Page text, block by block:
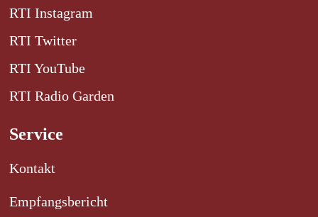
RTI Instagram
RTI Twitter
RTI YouTube
RTI Radio Garden
Service
Kontakt
Empfangsbericht